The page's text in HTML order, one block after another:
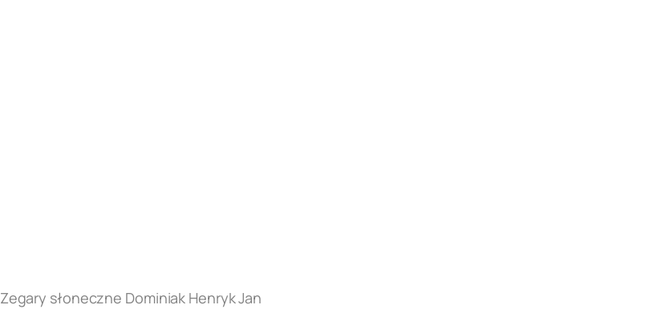
Zegary słoneczne Dominiak Henryk Jan